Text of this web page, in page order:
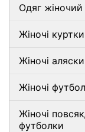
Одяг жіночий
Жіночі куртки
Жіночі аляски
Жіночі
Жіночі
футболки